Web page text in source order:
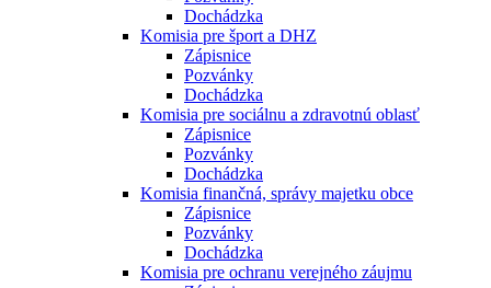
Dochádzka
Komisia pre šport a DHZ
Zápisnice
Pozvánky
Dochádzka
Komisia pre sociálnu a zdravotnú oblasť
Zápisnice
Pozvánky
Dochádzka
Komisia finančná, správy majetku obce
Zápisnice
Pozvánky
Dochádzka
Komisia pre ochranu verejného záujmu